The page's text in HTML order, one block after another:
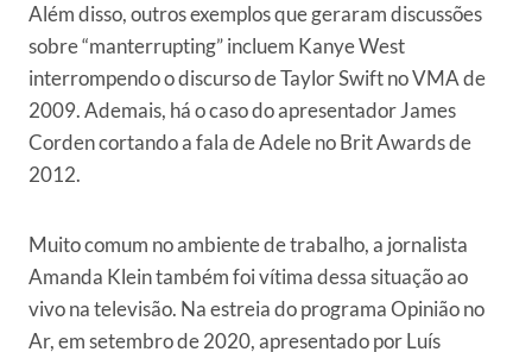
Além disso, outros exemplos que geraram discussões
sobre “manterrupting” incluem Kanye West
interrompendo o discurso de Taylor Swift no VMA de
2009. Ademais, há o caso do apresentador James
Corden cortando a fala de Adele no Brit Awards de
2012.
Muito comum no ambiente de trabalho, a jornalista
Amanda Klein também foi vítima dessa situação ao
vivo na televisão. Na estreia do programa Opinião no
Ar, em setembro de 2020, apresentado por Luís